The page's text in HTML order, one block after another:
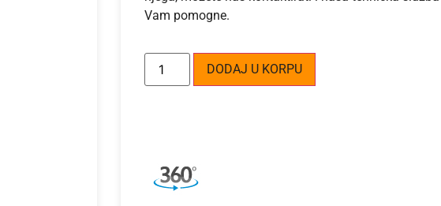
Vam pomogne.
DODAJ U KORPU